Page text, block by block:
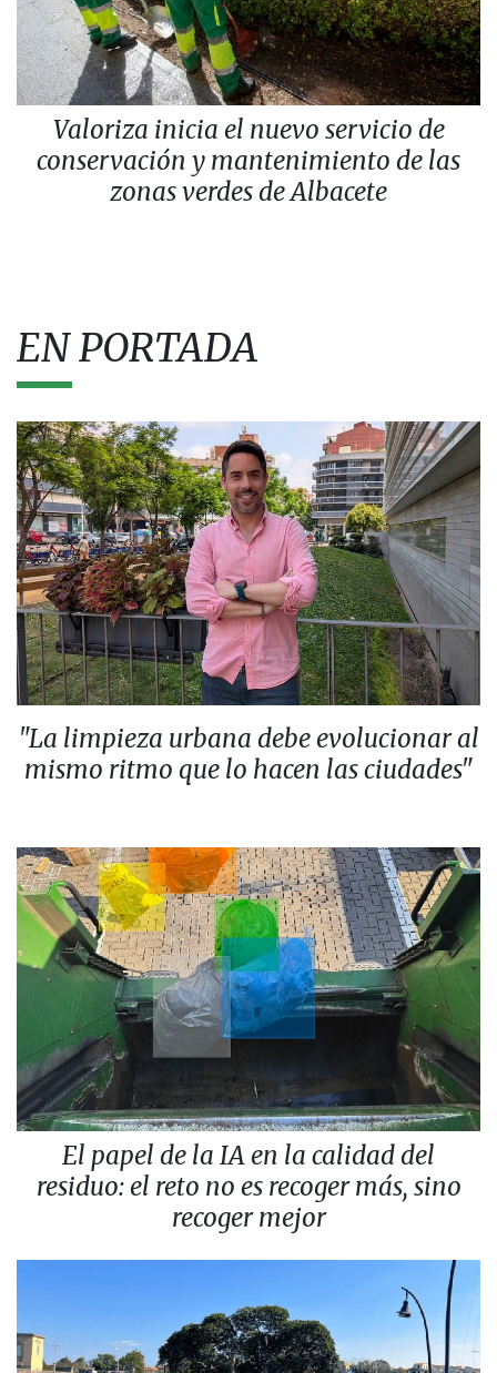
Valoriza inicia el nuevo servicio de
conservación y mantenimiento de las
zonas verdes de Albacete
EN PORTADA
"La limpieza urbana debe evolucionar al
mismo ritmo que lo hacen las ciudades"
El papel de la IA en la calidad del
residuo: el reto no es recoger más, sino
recoger mejor